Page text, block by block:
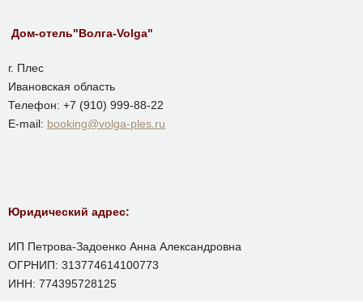
Дом-отель"Волга-Volga"
г. Плес
Ивановская область
Телефон: +7 (910) 999-88-22
E-mail: booking@volga-ples.ru
Юридический адрес:
ИП Петрова-Задоенко Анна Александровна
ОГРНИП: 313774614100773
ИНН: 774395728125